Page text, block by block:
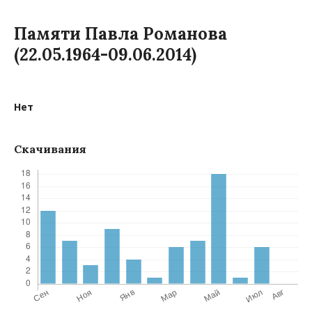
Памяти Павла Романова
(22.05.1964-09.06.2014)
Нет
Скачивания